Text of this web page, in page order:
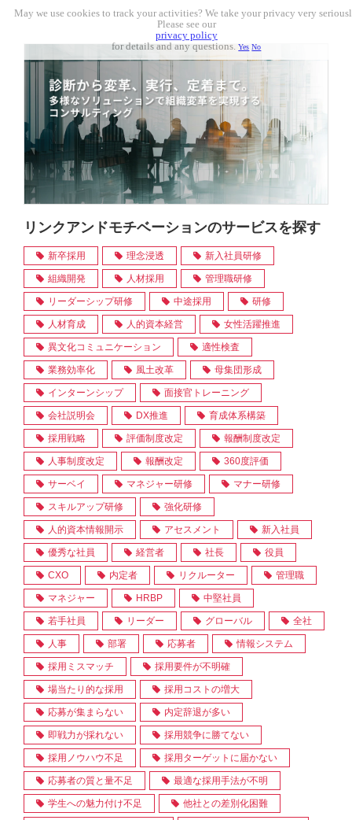
リンクアンドモチベーションのサービスを探す
新卒採用 理念浸透 新入社員研修
組織開発 人材採用 管理職研修
リーダーシップ研修 中途採用 研修
人材育成 人的資本経営 女性活躍推進
異文化コミュニケーション 適性検査
業務効率化 風土改革 母集団形成
インターンシップ 面接官トレーニング
会社説明会 DX推進 育成体系構築
採用戦略 評価制度改定 報酬制度改定
人事制度改定 報酬改定 360度評価
サーベイ マネジャー研修 マナー研修
スキルアップ研修 強化研修
人的資本情報開示 アセスメント 新入社員
優秀な社員 経営者 社長 役員
CXO 内定者 リクルーター 管理職
マネジャー HRBP 中堅社員
若手社員 リーダー グローバル 全社
人事 部署 応募者 情報システム
採用ミスマッチ 採用要件が不明確
場当たり的な採用 採用コストの増大
応募が集まらない 内定辞退が多い
即戦力が採れない 採用競争に勝てない
採用ノウハウ不足 採用ターゲットに届かない
応募者の質と量不足 最適な採用手法が不明
学生への魅力付け不足 他社との差別化困難
May we use cookies to track your activities? We take your privacy very
Please see our
privacy policy
for details and any questions.Yes No